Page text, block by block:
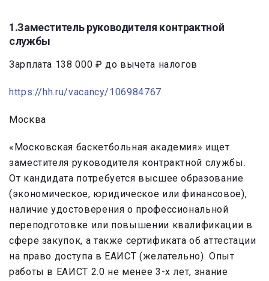
1.Заместитель руководителя контрактной
службы
Зарплата 138 000 ₽ до вычета налогов
https://hh.ru/vacancy/106984767
Москва
«Московская баскетбольная академия» ищет
заместителя руководителя контрактной службы.
От кандидата потребуется высшее образование
(экономическое, юридическое или финансовое),
наличие удостоверения о профессиональной
переподготовке или повышении квалификации в
сфере закупок, а также сертификата об аттестации
на право доступа в ЕАИСТ (желательно). Опыт
работы в ЕАИСТ 2.0 не менее 3-х лет, знание